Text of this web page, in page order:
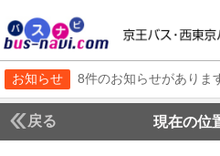
お知らせ 8件のお知らせがありま
戻る 現在の位